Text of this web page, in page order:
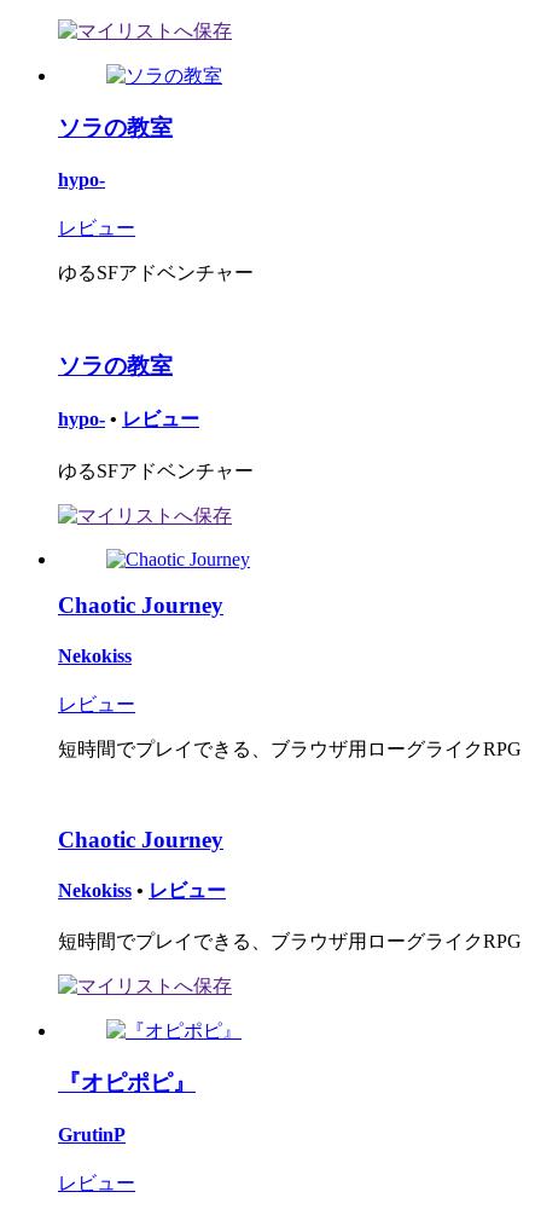
ソラの教室
hypo-
レビュー
ゆるSFアドベンチャー
ソラの教室
hypo- • レビュー
ゆるSFアドベンチャー
Chaotic Journey
Nekokiss
レビュー
短時間でプレイできる、ブラウザ用ローグライクRPG
Chaotic Journey
Nekokiss • レビュー
短時間でプレイできる、ブラウザ用ローグライクRPG
『オピポピ』
GrutinP
レビュー